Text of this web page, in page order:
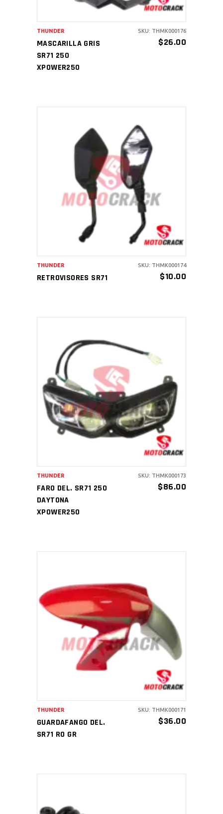
MASCARILLA GRIS
SR71 250
XPOWER250
$26.00
THUNDER SKU: THMK000176
AÑADIR AL CARRITO
RETROVISORES SR71 $10.00
THUNDER SKU: THMK000174
AÑADIR AL CARRITO
FARO DEL. SR71 250
DAYTONA
XPOWER250
$86.00
THUNDER SKU: THMK000173
AÑADIR AL CARRITO
GUARDAFANGO DEL.
SR71 RO GR
$36.00
THUNDER SKU: THMK000171